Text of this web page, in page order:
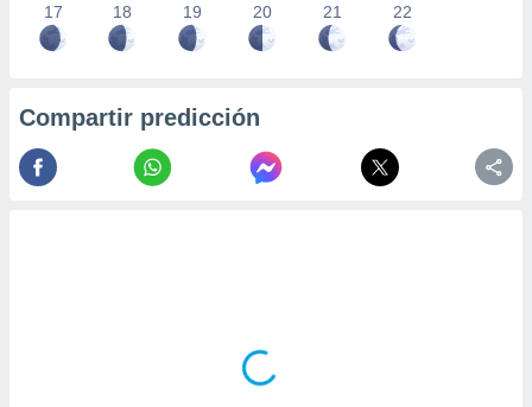
17 18 19 20 21 22
Compartir predicción